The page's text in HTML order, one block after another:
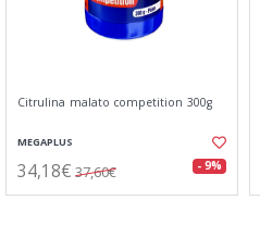
Citrulina malato competition 300g
MEGAPLUS
34,18€ 37,60€ - 9%